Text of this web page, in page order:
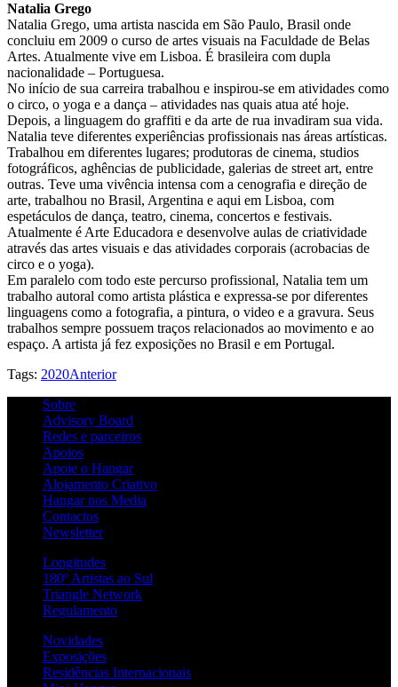
Natalia Grego
Natalia Grego, uma artista nascida em São Paulo, Brasil onde
concluiu em 2009 o curso de artes visuais na Faculdade de Belas
Artes. Atualmente vive em Lisboa. É brasileira com dupla
nacionalidade – Portuguesa.
No início de sua carreira trabalhou e inspirou-se em atividades como
o circo, o yoga e a dança – atividades nas quais atua até hoje.
Depois, a linguagem do graffiti e da arte de rua invadiram sua vida.
Natalia teve diferentes experiências profissionais nas áreas artísticas.
Trabalhou em diferentes lugares; produtoras de cinema, studios
fotográficos, aghências de publicidade, galerias de street art, entre
outras. Teve uma vivência intensa com a cenografia e direção de
arte, trabalhou no Brasil, Argentina e aqui em Lisboa, com
espetáculos de dança, teatro, cinema, concertos e festivais.
Atualmente é Arte Educadora e desenvolve aulas de criatividade
através das artes visuais e das atividades corporais (acrobacias de
circo e o yoga).
Em paralelo com todo este percurso profissional, Natalia tem um
trabalho autoral como artista plástica e expressa-se por diferentes
linguagens como a fotografia, a pintura, o video e a gravura. Seus
trabalhos sempre possuem traços relacionados ao movimento e ao
espaço. A artista já fez exposições no Brasil e em Portugal.
Tags: 2020Anterior
Sobre
Advisory Board
Redes e parceiros
Apoios
Apoie o Hangar
Alojamento Criativo
Hangar nos Media
Contactos
Newsletter
Longitudes
180º Artistas ao Sul
Triangle Network
Regulamento
Novidades
Exposições
Residências Internacionais